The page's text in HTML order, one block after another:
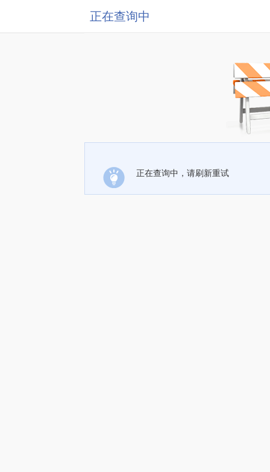
正在查询中
正在查询中，请刷新重试